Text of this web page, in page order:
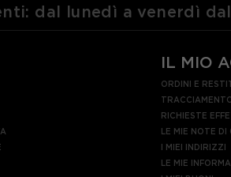
dal lunedì a venerdì
IL MIO
ORDINI E
RICHIESTE
LE MIE NOTE DI
I MIEI INDIRIZZI
LE MIE